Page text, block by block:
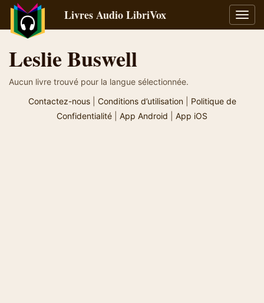
la
Livres Audio LibriVox
Leslie Buswell
Aucun livre trouvé pour la langue sélectionnée.
Contactez-nous| Conditions d’utilisation| Politique de
Confidentialité
App Android App iOS